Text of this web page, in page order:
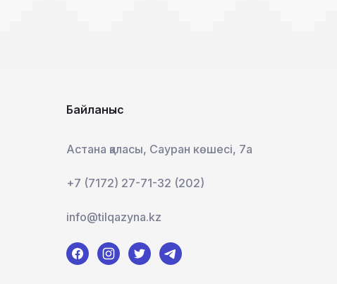
Байланыс
Астана қаласы, Сауран көшесі, 7а
+7 (7172) 27-71-32 (202)
info@tilqazyna.kz